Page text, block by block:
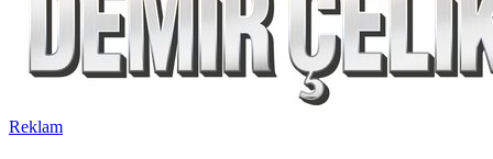
Reklam